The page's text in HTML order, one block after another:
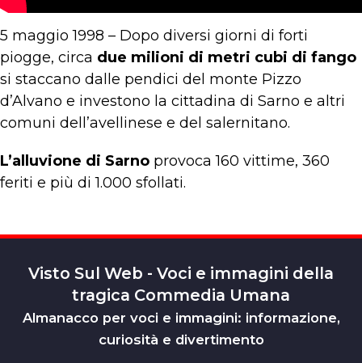
5 maggio 1998 – Dopo diversi giorni di forti
piogge, circa due milioni di metri cubi di fango
si staccano dalle pendici del monte Pizzo
d’Alvano e investono la cittadina di Sarno e altri
comuni dell’avellinese e del salernitano.
L’alluvione di Sarno provoca 160 vittime, 360
feriti e più di 1.000 sfollati.
Visto Sul Web - Voci e immagini della
tragica Commedia Umana
Almanacco per voci e immagini: informazione,
curiosità e divertimento